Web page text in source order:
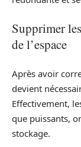
Supprimer
de l’espace
Après avoir
devient
Effectivement,
que puissants,
stockage.